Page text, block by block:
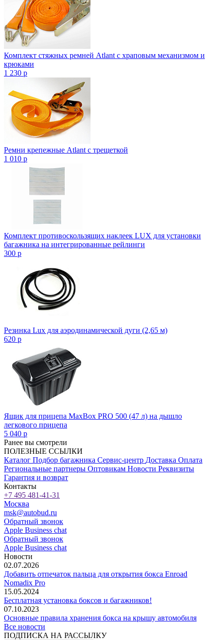
Комплект стяжных ремней Atlant с храповым механизмом и
крюками
1 230 p
Ремни крепежные Atlant с трещеткой
1 010 p
Комплект противоскользящих наклеек LUX для установки
багажника на интегрированные рейлинги
300 p
Резинка Lux для аэродинамической дуги (2,65 м)
620 p
Ящик для прицепа MaxBox PRO 500 (47 л) на дышло
легкового прицепа
5 040 p
Ранее вы смотрели
ПОЛЕЗНЫЕ ССЫЛКИ
Каталог Подбор багажника Сервис-центр Доставка Оплата
Региональные партнеры Оптовикам Новости Реквизиты
Гарантия и возврат
Контакты
+7 495 481-41-31
Москва
msk@autobud.ru
Обратный звонок
Apple Business chat
Обратный звонок
Apple Business chat
Новости
02.07.2026
Добавить отпечаток пальца для открытия бокса Enroad
Nomadix Pro
15.05.2024
Бесплатная установка боксов и багажников!
07.10.2023
Основные правила хранения бокса на крышу автомобиля
Все новости
ПОДПИСКА НА РАССЫЛКУ